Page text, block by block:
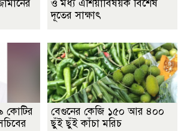
ও মধ্য এশিয়াবিষয়ক বিশেষ
দূতের সাক্ষাৎ
কোটির
বেগুনের কেজি ১৫০ আর ৪০০
ছুঁই ছুঁই কাঁচা মরিচ